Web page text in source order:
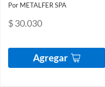
Por METALFER SPA
$ 30.030
Agregar